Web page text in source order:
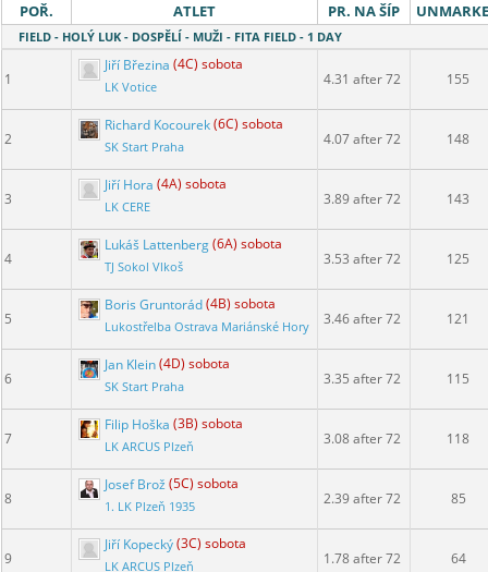
POŘ. ATLET PR. NA ŠÍP
FIELD - HOLÝ LUK - DOSPĚLÍ - MUŽI - FITA FIELD - 1 DAY
1
Jiří Březina (4C) sobota
LK Votice 4.31 after 72 155
2
Richard Kocourek(6C) sobota
SK Start Praha 4.07 after 72 148
3
Jiří Hora (4A) sobota
LK CERE 3.89 after 72 143
4
Lukáš Lattenberg(6A) sobota
TJ Sokol Vlkoš 3.53 after 72 125
5
Boris Gruntorád(4B) sobota
Lukostřelba Ostrava Mariánské Hory 3.46 after 72 121
6
Jan Klein(4D) sobota
SK Start Praha 3.35 after 72 115
7
Filip Hoška (3B) sobota
LK ARCUS Plzeň 3.08 after 72 118
8
Josef Brož (5C) sobota
1. LK Plzeň 1935 2.39 after 72 85
9
Jiří Kopecký(3C) sobota
LK ARCUS Plzeň 1.78 after 72 64